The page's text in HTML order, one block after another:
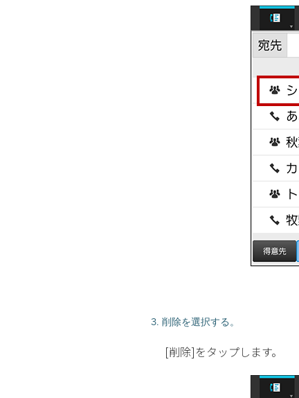
3. 削除を選択する。
[削除]をタップします。